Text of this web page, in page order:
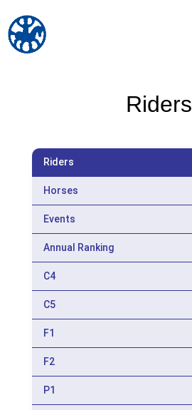
Riders
Riders
Horses
Events
Annual Ranking
C4
C5
F1
F2
P1